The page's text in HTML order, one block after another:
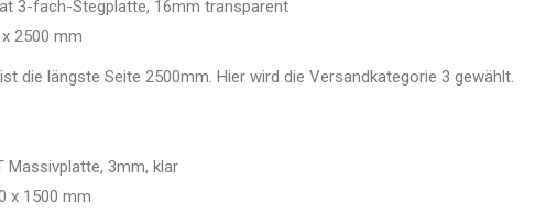
3-fach-Stegplatte, 16mm transparent
2500 mm
die längste Seite 2500mm. Hier wird die Versandkategorie 3 gewählt.
Massivplatte, 3mm, klar
x 1500 mm